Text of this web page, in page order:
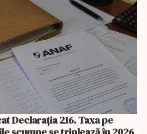
Declarația 216. Taxa pe